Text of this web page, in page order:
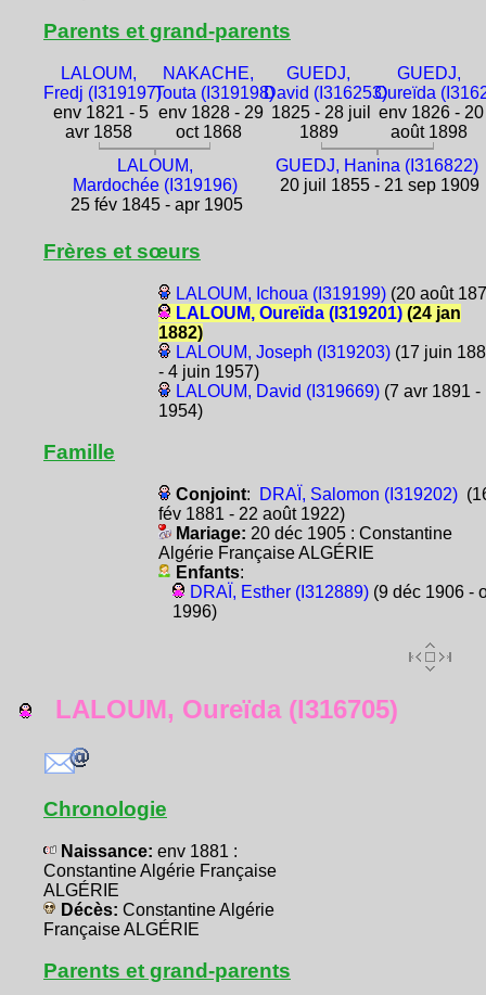
Parents et grand-parents
LALOUM,
Fredj (I319197)
env 1821 - 5
avr 1858
NAKACHE,
Touta (I319198)
env 1828 - 29
oct 1868
GUEDJ,
David (I316253)
1825 - 28 juil
1889
GUEDJ,
Oureïda
env 1826 - 20
août 1898
LALOUM,
Mardochée (I319196)
25 fév 1845 - apr 1905
GUEDJ, Hanina (I316822)
20 juil 1855 - 21 sep 1909
Frères et sœurs
LALOUM, Ichoua (I319199)(20 août
LALOUM, Oureïda (I319201)(24 jan
1882)
LALOUM, Joseph (I319203)(17 juin
- 4 juin 1957)
LALOUM, David (I319669)(7 avr 1891 -
1954)
Famille
Conjoint: DRAÏ, Salomon (I319202)
fév 1881 - 22 août 1922)
Mariage: 20 déc 1905 : Constantine
Algérie Française ALGÉRIE
Enfants:
DRAÏ, Esther (I312889)(9 déc 1906 -
1996)
LALOUM, Oureïda (I316705)
Chronologie
Naissance: env 1881 :
Constantine Algérie Française
ALGÉRIE
Décès: Constantine Algérie
Française ALGÉRIE
Parents et grand-parents